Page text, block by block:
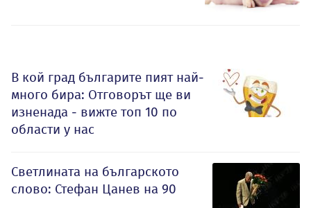
В кой град българите пият най-
много бира: Отговорът ще ви
изненада - вижте топ 10 по
области у нас
Светлината на българското
слово: Стефан Цанев на 90